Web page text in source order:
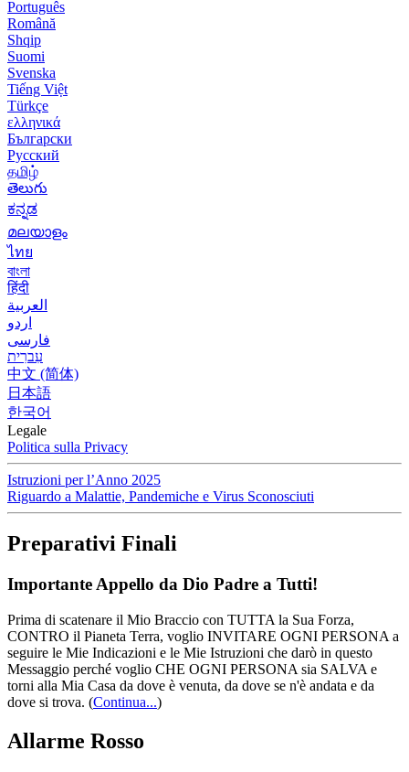
Português
Română
Shqip
Suomi
Svenska
Tiếng Việt
Türkçe
ελληνικά
Български
Русский
தமிழ்
తెలుగు
ಕನ್ನಡ
മലയാളം
ไทย
বাংলা
हिंदी
العربية
اردو
فارسی
עִברִית
中文 (简体)
日本語
한국어
Legale
Politica sulla Privacy
Istruzioni per l’Anno 2025
Riguardo a Malattie, Pandemiche e Virus Sconosciuti
Preparativi Finali
Importante Appello da Dio Padre a Tutti!
Prima di scatenare il Mio Braccio con TUTTA la Sua Forza,
CONTRO il Pianeta Terra, voglio INVITARE OGNI PERSONA a
seguire le Mie Indicazioni e le Mie Istruzioni che darò in questo
Messaggio perché voglio CHE OGNI PERSONA sia SALVA e
torni alla Mia Casa da dove è venuta, da dove se n'è andata e da
dove si trova. (Continua...)
Allarme Rosso